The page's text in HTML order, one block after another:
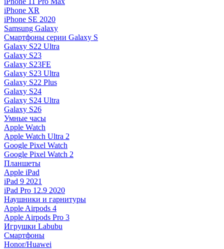
iPhone XR
iPhone SE 2020
Samsung Galaxy
Смартфоны серии Galaxy S
Galaxy S22 Ultra
Galaxy S23
Galaxy S23FE
Galaxy S23 Ultra
Galaxy S22 Plus
Galaxy S24
Galaxy S24 Ultra
Galaxy S26
Умные часы
Apple Watch
Apple Watch Ultra 2
Google Pixel Watch
Google Pixel Watch 2
Планшеты
Apple iPad
iPad 9 2021
iPad Pro 12.9 2020
Наушники и гарнитуры
Apple Airpods 4
Apple Airpods Pro 3
Игрушки Labubu
Смартфоны
Honor/Huawei